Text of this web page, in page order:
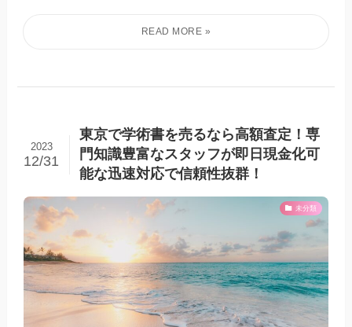
東京で学術書を売るなら高額査定！専
門知識豊富なスタッフが即日現金化可
能な迅速対応で信頼性抜群！
2023
12/31
未分類